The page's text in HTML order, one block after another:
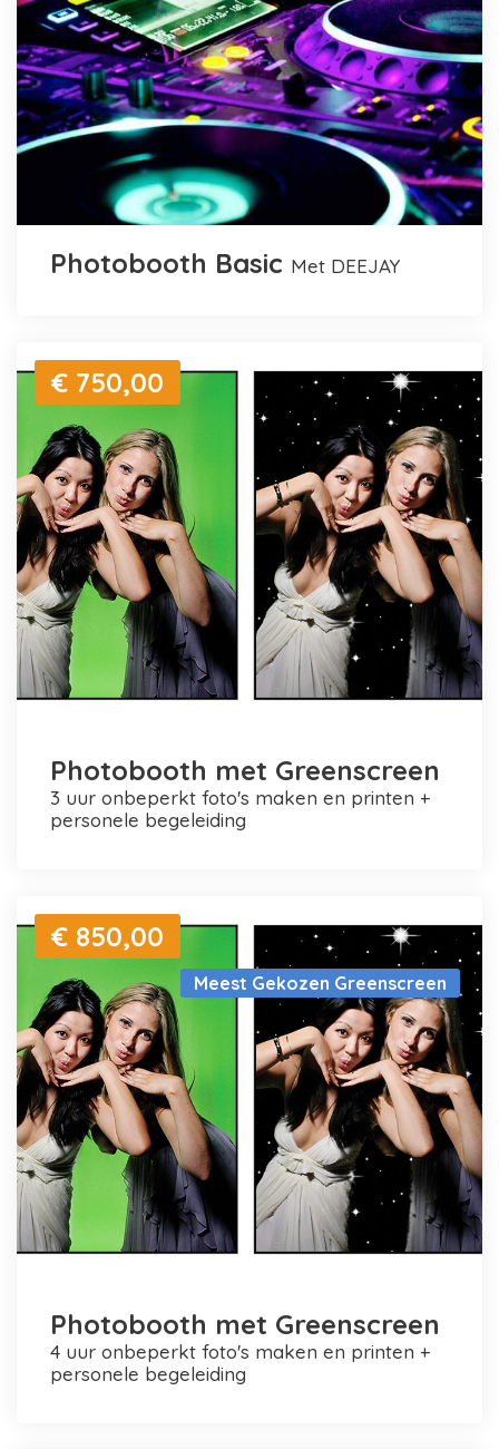
Photobooth Basic met DEEJAY
€ 750,00
Photobooth met Greenscreen
3 uur onbeperkt foto's maken en printen +
personele begeleiding
Meest Gekozen Greenscreen
€ 850,00
Photobooth met Greenscreen
4 uur onbeperkt foto's maken en printen +
personele begeleiding